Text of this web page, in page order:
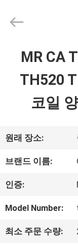
화
면
회
사
PACKAGINGMR CA
TH520
코일
원래 장소:
브랜드 이름:
인증:
Model Number:
최소 주문 수량: